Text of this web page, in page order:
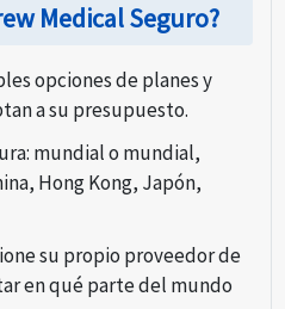
Medical Seguro?
opciones de planes y
a su presupuesto.
mundial o mundial,
Hong Kong, Japón,
su propio proveedor de
en qué parte del mundo